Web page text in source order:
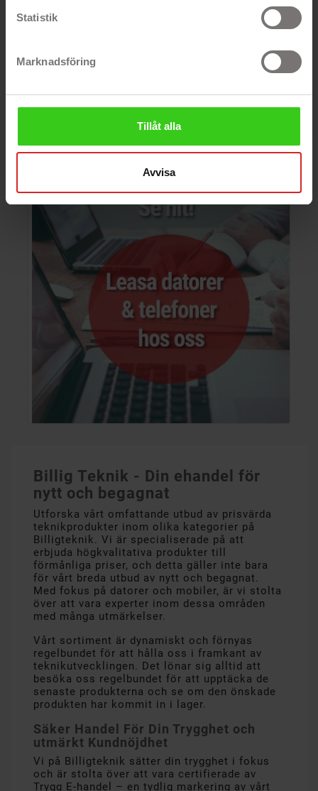
Statistik
Marknadsföring
Tillåt alla
Avvisa
Billig Teknik - Din ehandel för
nytt och begagnat
Utforska vårt omfattande utbud av prisvärda
teknikprodukter inom olika kategorier på
Billigteknik. Vi är specialiserade på att
erbjuda högkvalitativa produkter till
förmånliga priser, och detta gäller inte bara
för vårt breda utbud av nytt och begagnat.
Med fokus på datorer och mobiler, är vi stolta
över att vara experter inom dessa områden
med många utmärkelser.
Vårt sortiment är dynamiskt och förnyas
regelbundet för att hålla oss i framkant av
teknikutvecklingen. Det lönar sig alltid att
besöka oss regelbundet för att upptäcka de
senaste produkterna och se om den önskade
produkten har kommit in i lager.
Säker Handel För Din Trygghet och
utmärkt Kundnöjdhet
Vi på Billigteknik sätter din trygghet i fokus
och är stolta över att vara certifierade av
Trygg E-handel – en tydlig markering av vårt